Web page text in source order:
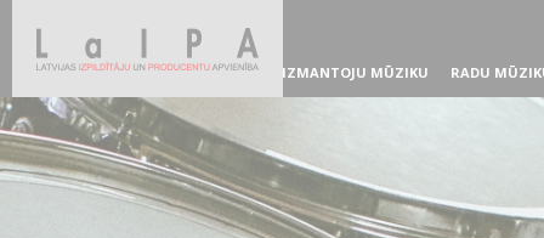
IZMANTOJU MŪZIKU RADU